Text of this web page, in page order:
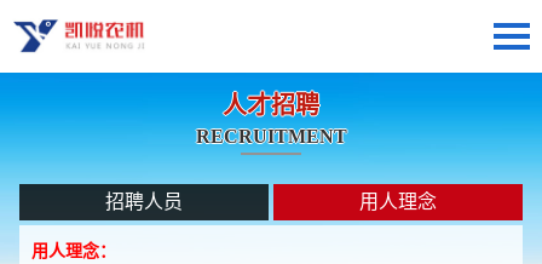
人才招聘
RECRUITMENT
招聘人员 用人理念
用人理念：